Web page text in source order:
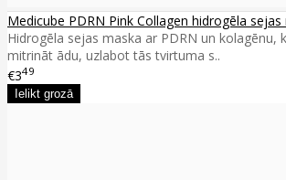
Medicube PDRN Pink Collagen hidrogēla sejas
Hidrogēla sejas maska ar PDRN un kolagēnu,
mitrināt ādu, uzlabot tās tvirtuma s..
€349